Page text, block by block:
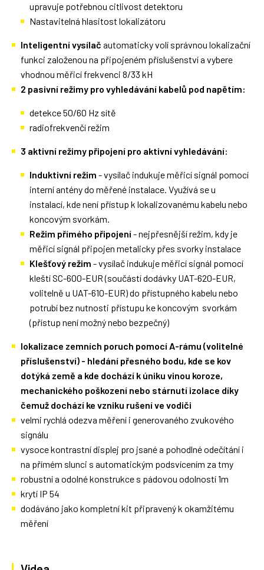
upravuje potřebnou citlivost detektoru
Nastavitelná hlasitost lokalizátoru
Inteligentní vysílač automaticky volí správnou lokalizační
funkci založenou na připojeném příslušenství a vybere
vhodnou měřicí frekvenci 8/33 kH
2 pasivní režimy pro vyhledávání kabelů pod napětím:
detekce 50/60 Hz sítě
radiofrekvenčí režim
3 aktivní režimy připojení pro aktivní vyhledávání:
Induktivní režim - vysílač indukuje měřicí signál pomocí
interní antény do měřené instalace. Využívá se u
instalací, kde není přístup k lokalizovanému kabelu nebo
koncovým svorkám.
Režim přímého připojení- nejpřesnější režim, kdy je
měřicí signál připojen metalicky přes svorky instalace
Klešťový režim - vysílač indukuje měřicí signál pomocí
kleští SC-600-EUR (součástí dodávky UAT-620-EUR,
volitelně u UAT-610-EUR) do přístupného kabelu nebo
potrubí bez nutnosti přístupu ke koncovým svorkám
(přístup není možný nebo bezpečný)
lokalizace zemních poruch pomocí A-rámu (volitelné
příslušenství) - hledání přesného bodu, kde se kov
dotýká země a kde dochází k úniku vinou koroze,
mechanického poškození nebo stárnutí izolace díky
čemuž dochází ke vzniku rušení ve vodiči
velmi rychlá odezva měření i generovaného zvukového
signálu
vysoce kontrastní displej pro jsané a pohodlné odečítání i
na přímém slunci s automatickým podsvícením za tmy
robustní a odolné konstrukce s pádovou odolností 1m
krytí IP 54
dodáváno jako kompletní kit připravený k okamžitému
měření